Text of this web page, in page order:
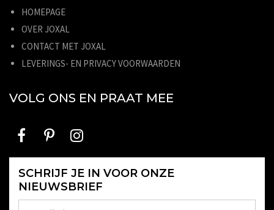
HOMEPAGE
OVER JOXAL
CONTACT MET JOXAL
LEVERINGS- EN PRIVACY VOORWAARDEN
VOLG ONS EN PRAAT MEE
SCHRIJF JE IN VOOR ONZE
NIEUWSBRIEF